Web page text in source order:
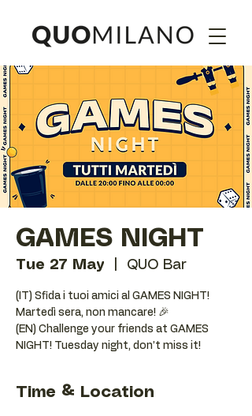
GAMES NIGHT
Tue 27 May QUO Bar
(IT) Sfida i tuoi amici al GAMES NIGHT!
Martedì sera, non mancare! 🎉
(EN) Challenge your friends at GAMES
NIGHT! Tuesday night, don’t miss it!
Time & Location